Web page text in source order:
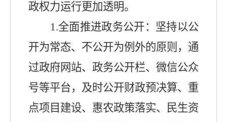
政权力运行更加透明。
1.全面推进政务公开：坚持以公
开为常态、不公开为例外的原则 ，通
过政府网站、政务公开栏、微信公众
号等平台，及时公开财政预决算、重
点项目建设、惠农政策落实、民生资